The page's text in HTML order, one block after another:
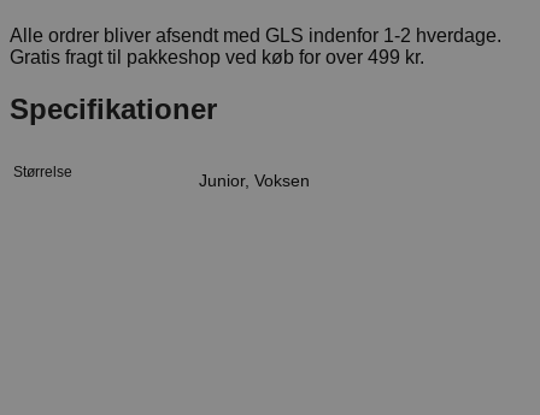
Alle ordrer bliver afsendt med GLS indenfor 1-2 hverdage.
Gratis fragt til pakkeshop ved køb for over 499 kr.
Specifikationer
Størrelse Junior, Voksen